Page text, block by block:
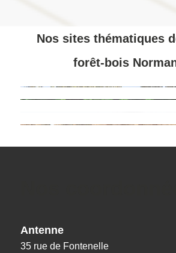
Nos sites thématiques
forêt-bois
Antenne
35 rue de Fontenelle